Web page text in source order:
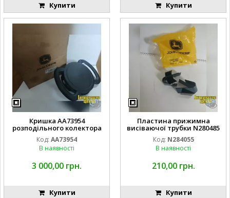
Купити Купити
Кришка AA73954
розподільного колектора
сівалки John Deere
[Original]
Код: AA73954
В наявності
3 000,00 грн.
Купити
Пластина прижимна
висіваючої трубки N280485
сівалки John Deere
Код: N284055
В наявності
210,00 грн.
Купити